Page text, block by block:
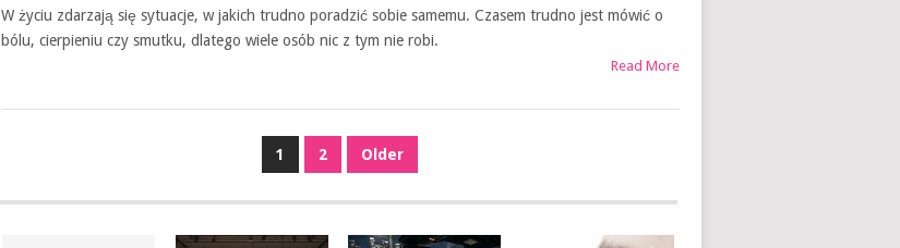
W życiu zdarzają się sytuacje, w jakich trudno poradzić sobie samemu. Czasem trudno jest mówić o
bólu, cierpieniu czy smutku, dlatego wiele osób nic z tym nie robi.
Read More
1 2 Older